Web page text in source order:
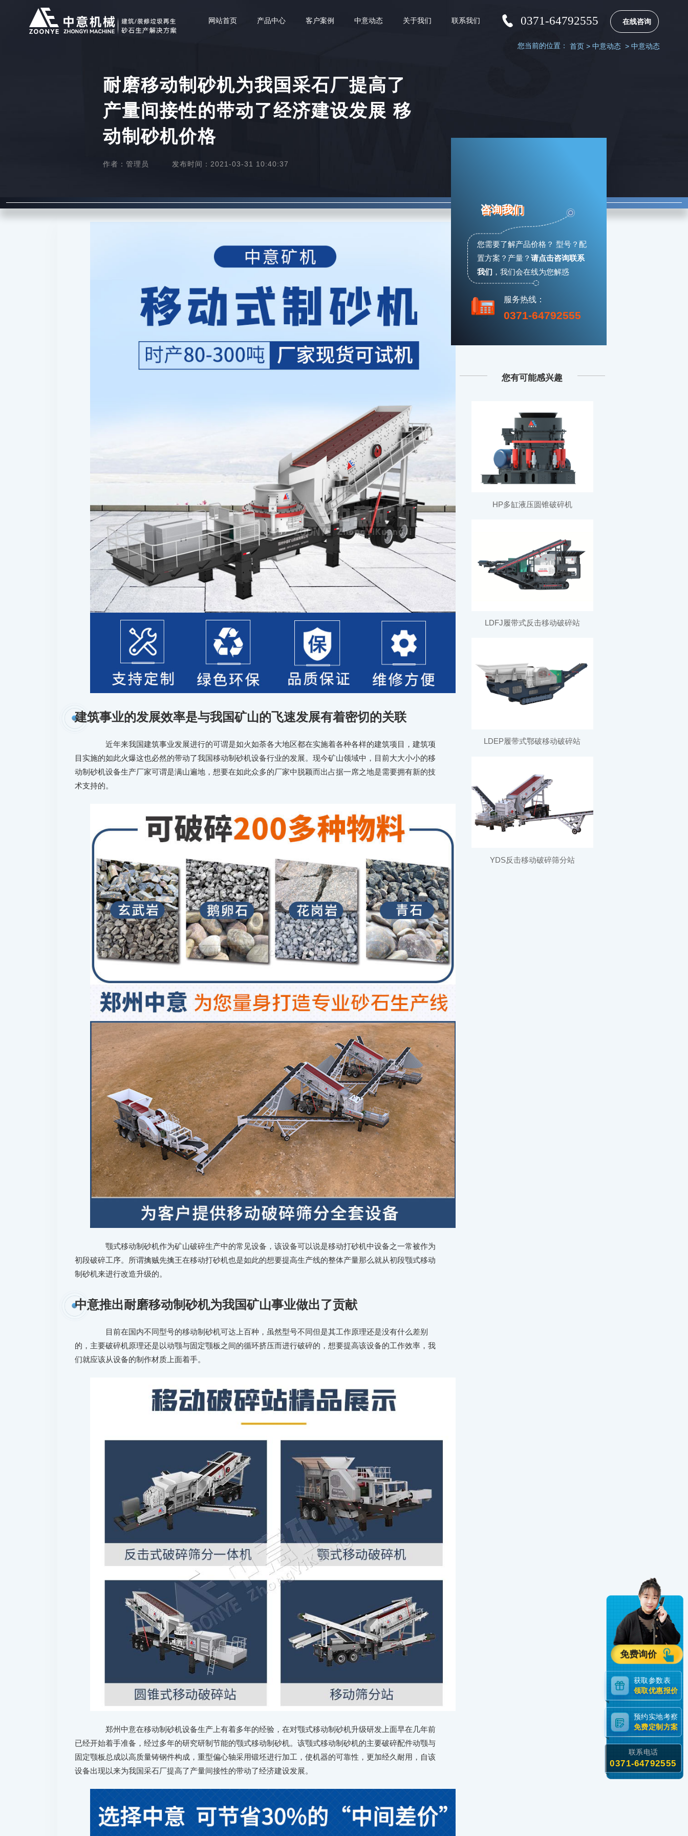
0371-64792555 在线咨询
网站首页 产品中心 客户案例 中意动态 关于我们 联系我们
您当前的位置： 首页 > 中意动态 > 中意动态
耐磨移动制砂机为我国采石厂提高了
产量间接性的带动了经济建设发展 移
动制砂机价格
作者：管理员 发布时间：2021-03-31 10:40:37
建筑事业的发展效率是与我国矿山的飞速发展有着密切的关联
近年来我国建筑事业发展进行的可谓是如火如荼各大地区都在实施着各种各样的建筑项目，建筑项
目实施的如此火爆这也必然的带动了我国移动制砂机设备行业的发展。现今矿山领域中，目前大大小小的移
动制砂机设备生产厂家可谓是满山遍地，想要在如此众多的厂家中脱颖而出占据一席之地是需要拥有新的技
术支持的。
颚式移动制砂机作为矿山破碎生产中的常见设备，该设备可以说是移动打砂机中设备之一常被作为
初段破碎工序。所谓擒贼先擒王在移动打砂机也是如此的想要提高生产线的整体产量那么就从初段颚式移动
制砂机来进行改造升级的。
中意推出耐磨移动制砂机为我国矿山事业做出了贡献
目前在国内不同型号的移动制砂机可达上百种，虽然型号不同但是其工作原理还是没有什么差别
的，主要破碎机原理还是以动颚与固定颚板之间的循环挤压而进行破碎的，想要提高该设备的工作效率，我
们就应该从设备的制作材质上面着手。
郑州中意在移动制砂机设备生产上有着多年的经验，在对颚式移动制砂机升级研发上面早在几年前
已经开始着手准备，经过多年的研究研制节能的颚式移动制砂机。该颚式移动制砂机的主要破碎配件动颚与
固定颚板总成以高质量铸钢件构成，重型偏心轴采用锻坯进行加工，使机器的可靠性，更加经久耐用，自该
设备出现以来为我国采石厂提高了产量间接性的带动了经济建设发展。
咨询我们
您需要了解产品价格？ 型号？配
置方案？产量？ 请点击咨询联系
我们 ， 我们会在线为您解惑
服务热线：
0371-64792555
您有可能感兴趣
HP多缸液压圆锥破碎机
LDFJ履带式反击移动破碎站
LDEP履带式鄂破移动破碎站
YDS反击移动破碎筛分站
免费询价
获取参数表
领取优惠报价
预约实地考察
免费定制方案
联系电话
0371-64792555